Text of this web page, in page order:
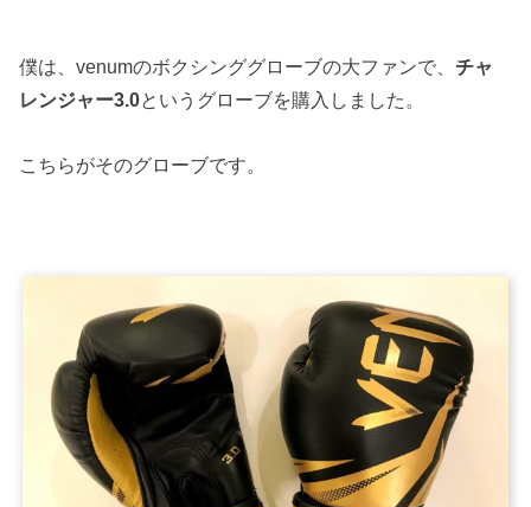
僕は、venumのボクシンググローブの大ファンで、チャ
レンジャー3.0というグローブを購入しました。
こちらがそのグローブです。